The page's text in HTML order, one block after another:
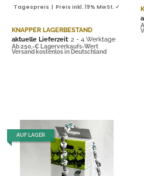
Tagespreis | Preis inkl. 19% MwSt. ✓
KNAPPER LAGERBESTAND
aktuelle Lieferzeit: 2 - 4 Werktage
Ab 250,-€ Lagerverkaufs-Wert
Versand kostenlos in Deutschland
AUF LAGER